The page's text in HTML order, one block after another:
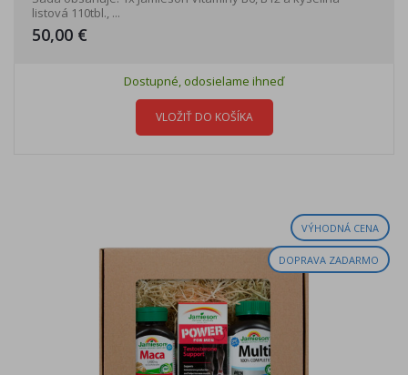
listová 110tbl., ...
50,00 €
Dostupné, odosielame ihneď
VLOŽIŤ DO KOŠÍKA
VÝHODNÁ CENA
DOPRAVA ZADARMO